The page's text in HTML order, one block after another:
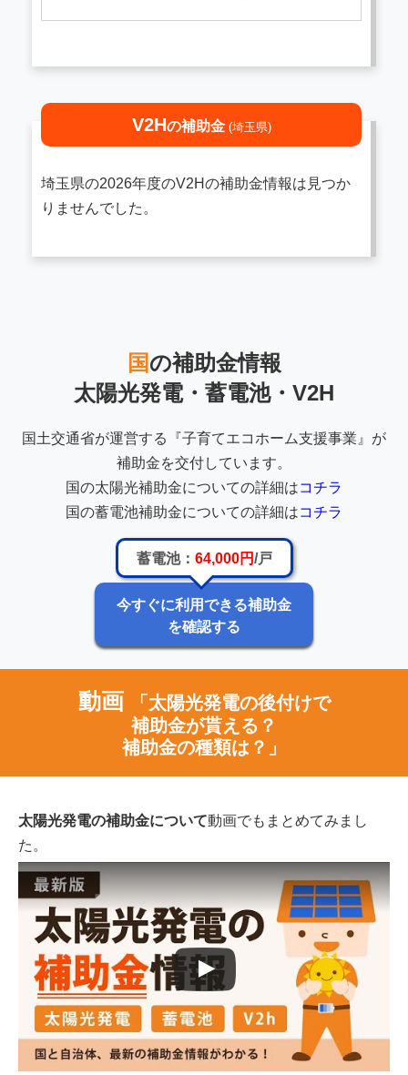
V2Hの補助金 (埼玉県)
埼玉県の2026年度のV2Hの補助金情報は見つか
りませんでした。
国の補助金情報
太陽光発電・蓄電池・V2H
国土交通省が運営する『子育てエコホーム支援事業』が
補助金を交付しています。
国の太陽光補助金についての詳細はコチラ
国の蓄電池補助金についての詳細はコチラ
蓄電池： 64,000円/戸
今すぐに利用できる補助金
を確認する
動画
「太陽光発電の後付けで
補助金が貰える？
補助金の種類は？」
太陽光発電の補助金について動画でもまとめてみまし
た。